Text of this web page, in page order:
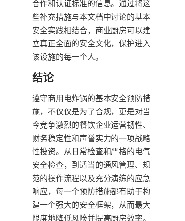
合作和认证标准的信息。通过将这
些补充措施与本文档中讨论的基本
安全实践相结合，商业厨房可以建
立真正全面的安全文化，保护进入
该设施的每一个人。
遵守商用电炸锅的基本安全预防措
施，不仅仅是为了合规，更是对当
今竞争激烈的餐饮企业运营韧性、
财务稳定性和声誉实力的一项战略
性投资。从日常检查和严格的电气
安全检查，到适当的通风管理、规
范的操作流程以及充分演练的应急
响应，每一个预防措施都有助于构
建一个强大的安全框架，从而最大
限度地降低风险并提高厨房效率。